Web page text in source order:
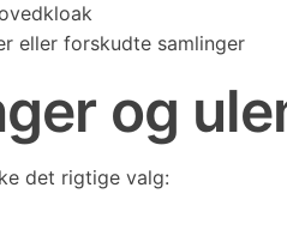
eller forskudte samlinger
og
det rigtige valg: